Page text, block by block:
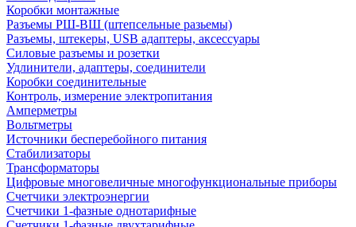
Коробки монтажные
Разъемы РШ-ВШ (штепсельные разьемы)
Разъемы, штекеры, USB адаптеры, аксессуары
Силовые разъемы и розетки
Удлинители, адаптеры, соединители
Коробки соединительные
Контроль, измерение электропитания
Амперметры
Вольтметры
Источники бесперебойного питания
Стабилизаторы
Трансформаторы
Цифровые многовеличные многофункциональные приборы
Счетчики электроэнергии
Счетчики 1-фазные однотарифные